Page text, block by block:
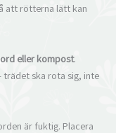
att rötterna lätt kan
eller kompost.
ska rota sig, inte
är fuktig. Placera